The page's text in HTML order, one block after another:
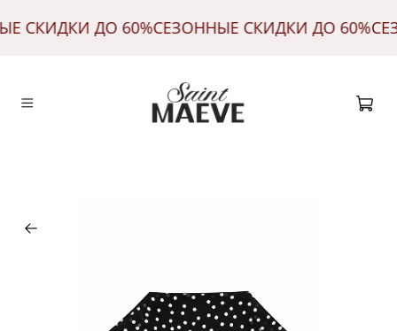
СКИДКИ ДО 60%СЕЗОННЫЕ СКИДКИ ДО 60%